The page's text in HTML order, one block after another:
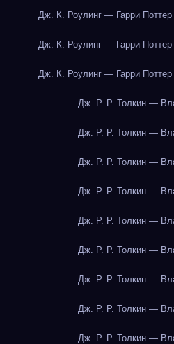
Дж. К. Роулинг — Гарри
Дж. К. Роулинг — Гарри
Дж. К. Роулинг — Гарри
Дж. Р. Р. Толкин —
Дж. Р. Р. Толкин —
Дж. Р. Р. Толкин —
Дж. Р. Р. Толкин —
Дж. Р. Р. Толкин —
Дж. Р. Р. Толкин —
Дж. Р. Р. Толкин —
Дж. Р. Р. Толкин —
Дж. Р. Р. Толкин —